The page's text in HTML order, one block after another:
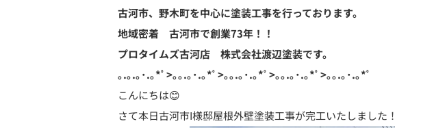
古河市、野木町を中心に塗装工事を行っております。
地域密着 古河市で創業73年！！
プロタイムズ古河店 株式会社渡辺塗装です。
｡.｡.｡･.｡*ﾟ>｡｡.｡･.｡*ﾟ>｡｡.｡･.｡*ﾟ>｡｡.｡･.｡*ﾟ>｡｡.｡･.｡*ﾟ
こんにちは😊
さて本日古河市I様邸屋根外壁塗装工事が完工いたしました！